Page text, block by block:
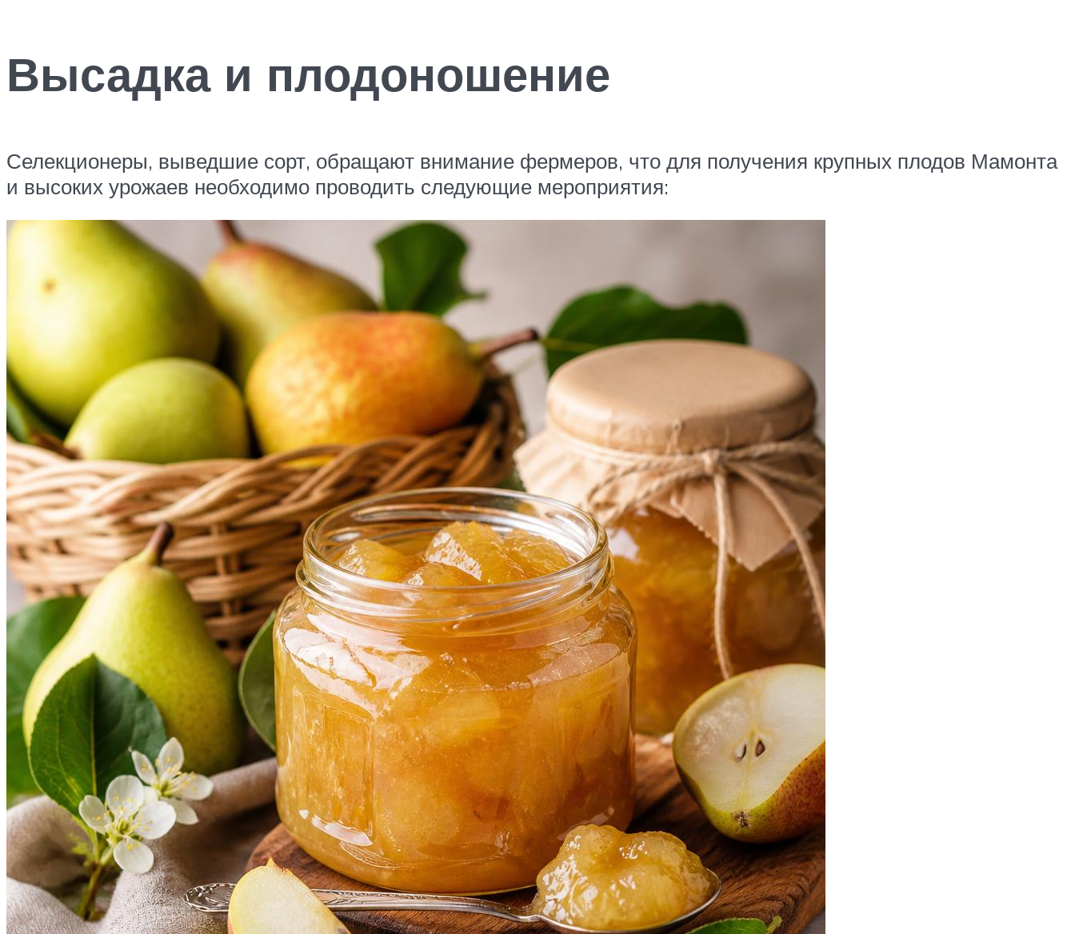
Высадка и плодоношение
Селекционеры, выведшие сорт, обращают внимание фермеров, что для получения крупных плодов Мамонта
и высоких урожаев необходимо проводить следующие мероприятия: